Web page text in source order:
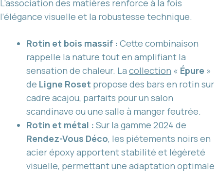
L’association des matières renforce à la fois
l’élégance visuelle et la robustesse technique.
Rotin et bois massif : Cette combinaison
rappelle la nature tout en amplifiant la
sensation de chaleur. La collection « Épure »
de Ligne Roset propose des bars en rotin sur
cadre acajou, parfaits pour un salon
scandinave ou une salle à manger feutrée.
Rotin et métal : Sur la gamme 2024 de
Rendez-Vous Déco, les piétements noirs en
acier époxy apportent stabilité et légèreté
visuelle, permettant une adaptation optimale